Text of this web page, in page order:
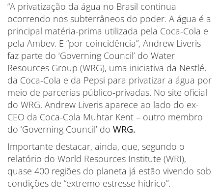
“A privatização da água no Brasil continua
ocorrendo nos subterrâneos do poder. A água é a
principal matéria-prima utilizada pela Coca-Cola e
pela Ambev. E “por coincidência”, Andrew Liveris
faz parte do ‘Governing Council’ do Water
Resources Group (WRG), uma iniciativa da Nestlé,
da Coca-Cola e da Pepsi para privatizar a água por
meio de parcerias público-privadas. No site oficial
do WRG, Andrew Liveris aparece ao lado do ex-
CEO da Coca-Cola Muhtar Kent – outro membro
do ‘Governing Council’ do WRG.
Importante destacar, ainda, que, segundo o
relatório do World Resources Institute (WRI),
quase 400 regiões do planeta já estão vivendo sob
condições de “extremo estresse hídrico”.